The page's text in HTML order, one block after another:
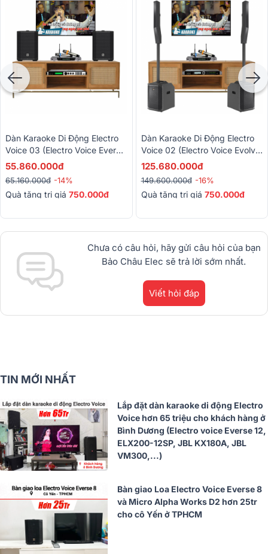
Dàn Karaoke Di Động Electro
Voice 03 (Electro Voice Everse
8, X6 Luxury, BCE UGX12)
55.860.000đ
65.160.000đ -14%
Quà tặng trị giá 750.000đ
Dàn Karaoke Di Động Electro
Voice 02 (Electro Voice Evolve
50M, BKSound KP600, BCE
125.680.000đ
149.600.000đ -16%
Quà tặng trị giá 750.000đ
Chưa có câu hỏi, hãy gửi câu hỏi của bạn
Bảo Châu Elec sẽ trả lời sớm nhất.
Viết hỏi đáp
TIN MỚI NHẤT
Lắp đặt dàn karaoke di động Electro
Voice hơn 65 triệu cho khách hàng ở
Bình Dương (Electro voice Everse 12,
ELX200-12SP, JBL KX180A, JBL
VM300,...)
Bàn giao Loa Electro Voice Everse 8
và Micro Alpha Works D2 hơn 25tr
cho cô Yến ở TPHCM